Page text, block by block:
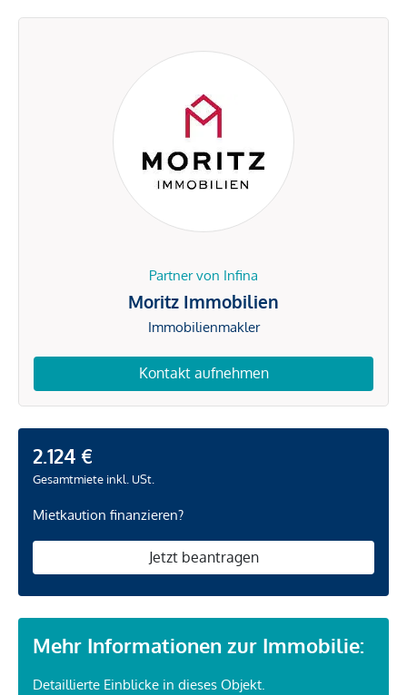
Partner von Infina
Moritz Immobilien
Immobilienmakler
Kontakt aufnehmen
2.124 €
Gesamtmiete inkl. USt.
Mietkaution finanzieren?
Jetzt beantragen
Mehr Informationen zur Immobilie:
Detaillierte Einblicke in dieses Objekt.